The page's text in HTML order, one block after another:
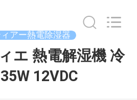
アー熱電除湿器
エ 熱電解湿機 冷
12VDC